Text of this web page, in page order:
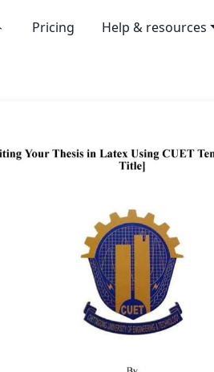
Pricing Help & resources